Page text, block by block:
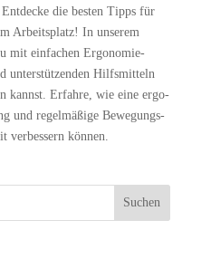
die bes­ten Tipps für
Arbeits­platz! In unse­rem
mit ein­fa­chen Ergo­no­mie-
unter­stüt­zen­den Hilfs­mit­teln
kannst. Erfah­re, wie eine ergo­
und regel­mä­ßi­ge Bewe­gungs­
ver­bes­sern können.
Suchen